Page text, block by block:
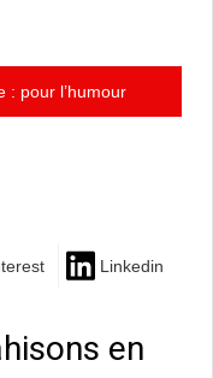
: pour l’humour
Linkedin
en